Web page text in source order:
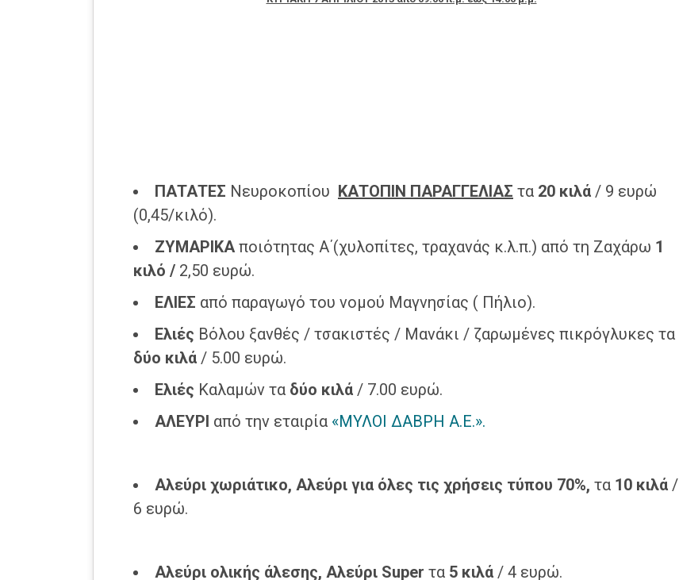
ΠΑΤΑΤΕΣ Νευροκοπίου ΚΑΤΟΠΙΝ ΠΑΡΑΓΓΕΛΙΑΣ τα 20 κιλά / 9 ευρώ
(0,45/κιλό).
ΖΥΜΑΡΙΚΑ ποιότητας Α΄(χυλοπίτες, τραχανάς κ.λ.π.) από τη Ζαχάρω 1
κιλό / 2,50 ευρώ.
ΕΛΙΕΣ από παραγωγό του νομού Μαγνησίας ( Πήλιο).
Ελιές Βόλου ξανθές / τσακιστές / Μανάκι / ζαρωμένες πικρόγλυκες τα
δύο κιλά / 5.00 ευρώ.
Ελιές Καλαμών τα δύο κιλά / 7.00 ευρώ.
ΑΛΕΥΡΙ από την εταιρία «ΜΥΛΟΙ ΔΑΒΡΗ Α.Ε.».
Αλεύρι χωριάτικο, Αλεύρι για όλες τις χρήσεις τύπου 70%, τα 10 κιλά /
6 ευρώ.
Αλεύρι ολικής άλεσης, Αλεύρι Super τα 5 κιλά / 4 ευρώ.